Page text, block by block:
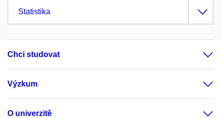
Statistika
Chci studovat
Výzkum
O univerzitě